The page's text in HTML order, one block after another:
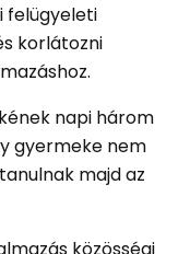
felügyeleti
korlátozni
napi három
gyermeke nem
majd az
közösségi